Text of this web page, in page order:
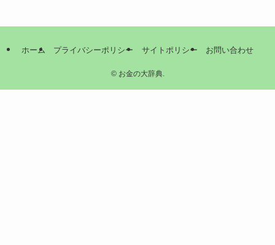
ホーム プライバシーポリシー サイトポリシー お問い合わせ
©お金の大辞典.